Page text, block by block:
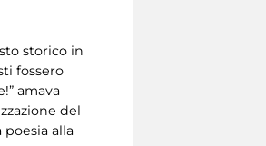
storico in
fossero
amava
del
alla